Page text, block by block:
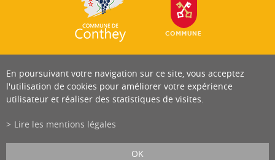
En poursuivant votre navigation sur ce site, vous acceptez
l'utilisation de cookies pour améliorer votre expérience
utilisateur et réaliser des statistiques de visites.
Lire les mentions légales
OK